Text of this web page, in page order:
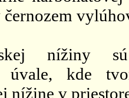
nížiny
úvale, kde
nížine v